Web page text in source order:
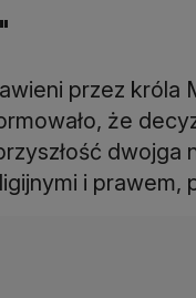
przez króla
że
dwojga
i prawem,